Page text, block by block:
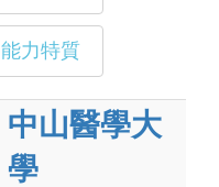
能力特質
中山醫學大
學